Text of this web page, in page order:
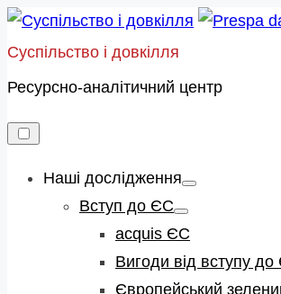
Skip
to
Суспільство і довкілля
Ресурсно-аналітичний центр
Наші дослідження
Show
Вступ до ЄС
Show
sub
menu
acquis ЄС
Вигоди від вступу
Європейський